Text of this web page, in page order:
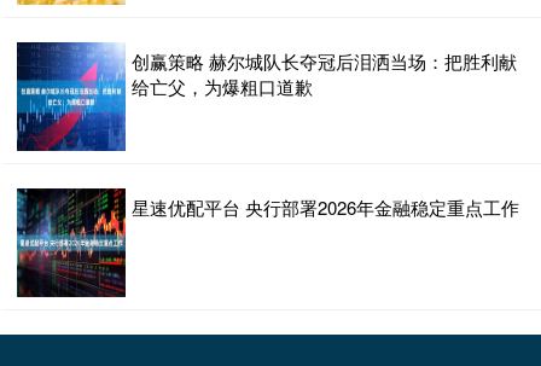
创赢策略 赫尔城队长夺冠后泪洒当场：把胜利献
给亡父，为爆粗口道歉
星速优配平台 央行部署2026年金融稳定重点工作